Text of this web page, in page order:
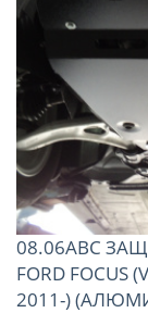
08.06ABC
FORD FOCUS
2011-)